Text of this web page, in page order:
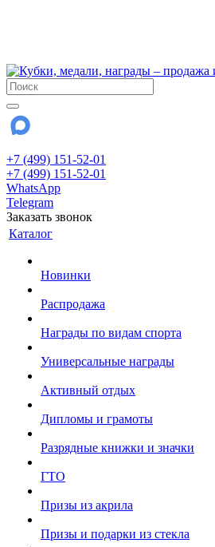
+7 (499) 151-52-01
+7 (499) 151-52-01
WhatsApp
Telegram
Заказать звонок
Каталог
Новинки
Распродажа
Награды по видам спорта
Универсальные награды
Активный отдых
Дипломы и грамоты
Разрядные книжки и значки
ГТО
Призы из акрила
Призы и подарки из стекла